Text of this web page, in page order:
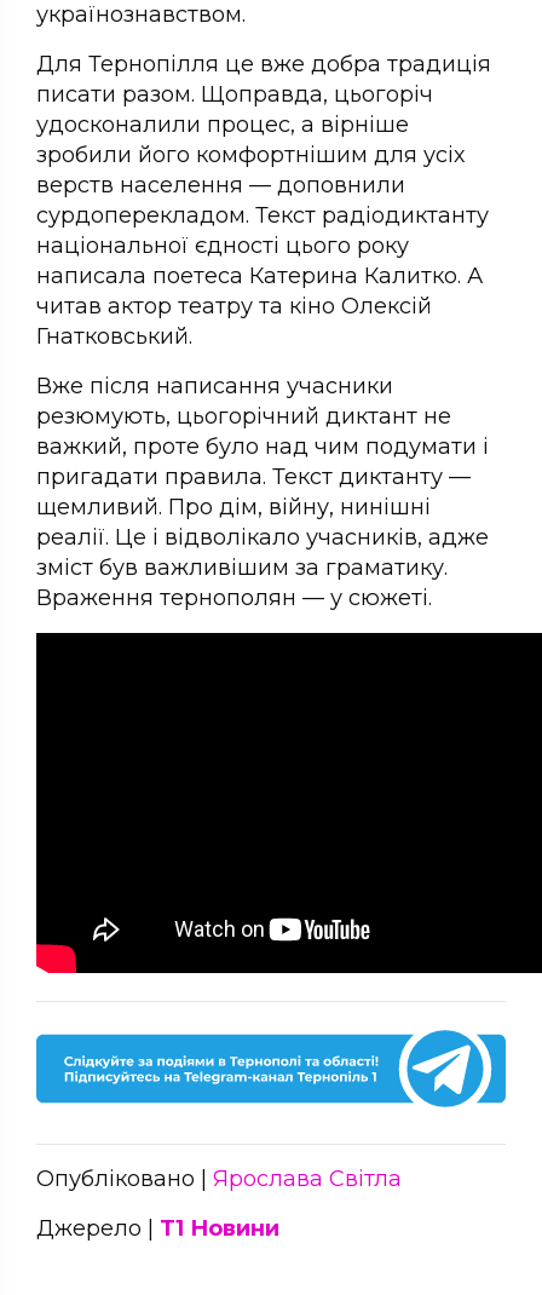
українознавством.
Для Тернопілля це вже добра традиція
писати разом. Щоправда, цьогоріч
удосконалили процес, а вірніше
зробили його комфортнішим для усіх
верств населення — доповнили
сурдоперекладом. Текст радіодиктанту
національної єдності цього року
написала поетеса Катерина Калитко. А
читав актор театру та кіно Олексій
Гнатковський.
Вже після написання учасники
резюмують, цьогорічний диктант не
важкий, проте було над чим подумати і
пригадати правила. Текст диктанту —
щемливий. Про дім, війну, нинішні
реалії. Це і відволікало учасників, адже
зміст був важливішим за граматику.
Враження тернополян — у сюжеті.
Опубліковано | Ярослава Світла
Джерело | Т1 Новини